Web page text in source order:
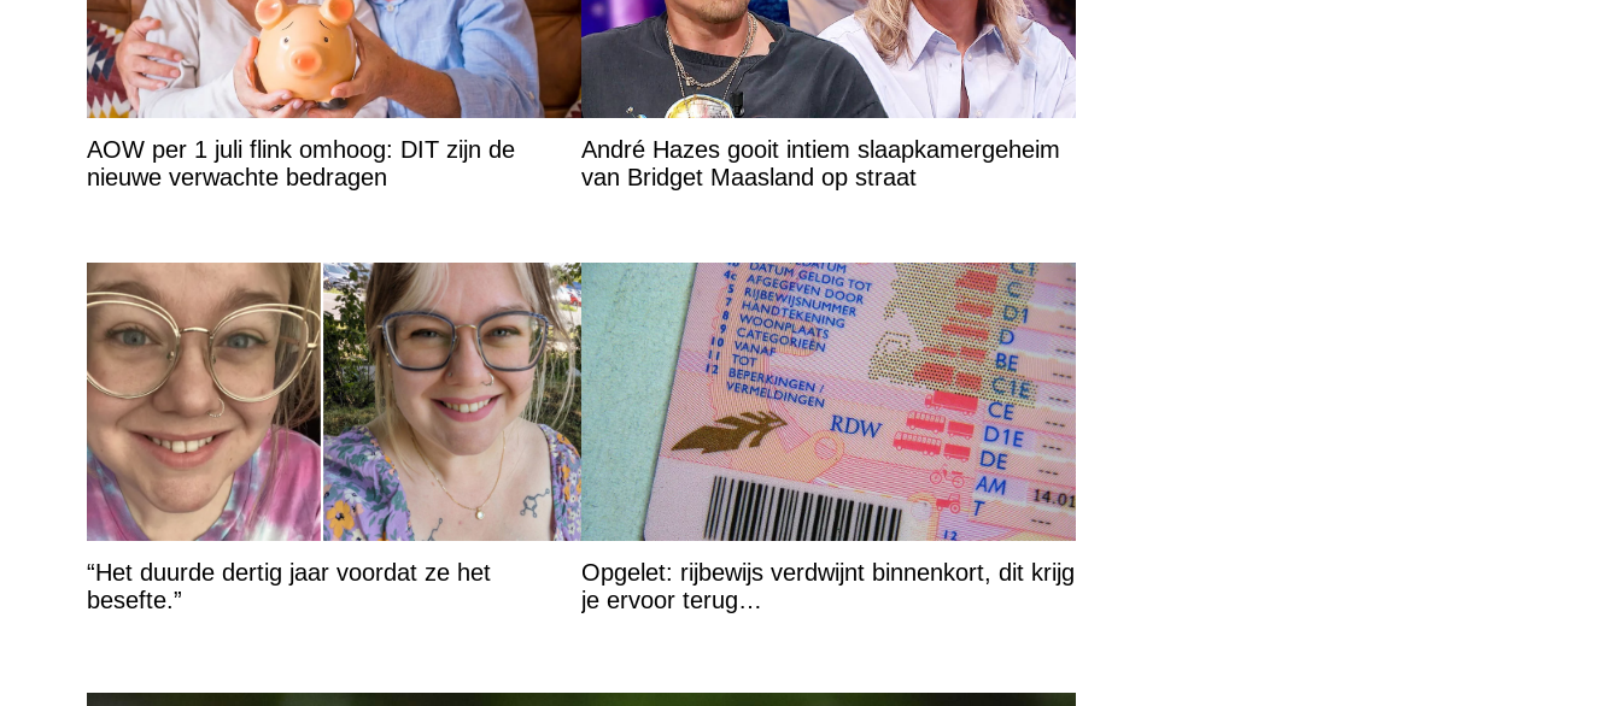
AOW per 1 juli flink omhoog: DIT zijn de
nieuwe verwachte bedragen
André Hazes gooit intiem slaapkamergeheim
van Bridget Maasland op straat
“Het duurde dertig jaar voordat ze het
besefte.”
Opgelet: rijbewijs verdwijnt binnenkort, dit krijg
je ervoor terug…